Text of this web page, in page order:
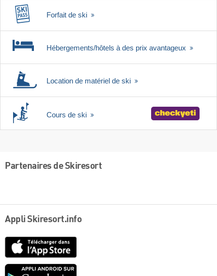
Forfait de ski
Hébergements/hôtels à des prix avantageux
Location de matériel de ski
Cours de ski
Partenaires de Skiresort
Appli Skiresort.info
Google